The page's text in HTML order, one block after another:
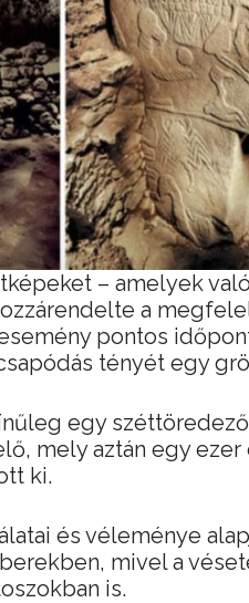
– amelyek
a
pontos
tényét egy
egy
mely aztán egy
ki.
és véleménye
mivel a
is.